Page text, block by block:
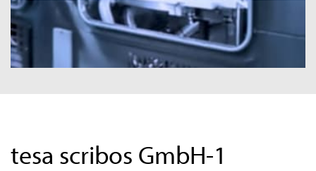
tesa scribos GmbH-1